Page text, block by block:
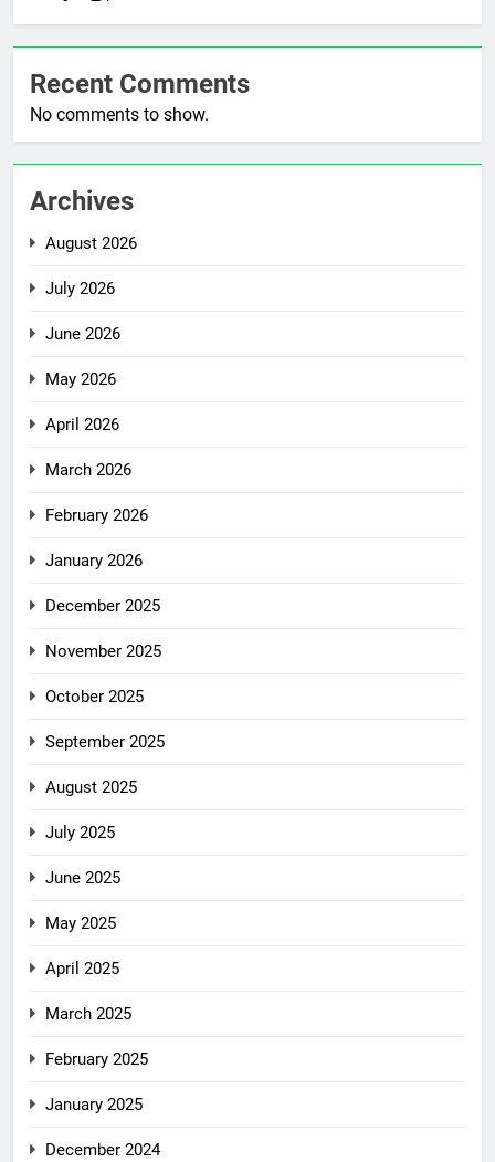
Recent Comments
No comments to show.
Archives
August 2026
July 2026
June 2026
May 2026
April 2026
March 2026
February 2026
January 2026
December 2025
November 2025
October 2025
September 2025
August 2025
July 2025
June 2025
May 2025
April 2025
March 2025
February 2025
January 2025
December 2024